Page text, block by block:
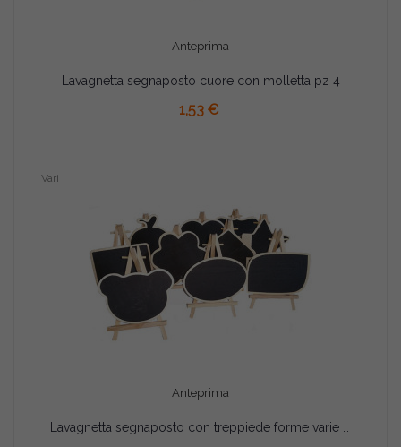
Anteprima
Lavagnetta segnaposto cuore con molletta pz 4
1,53 €
Anteprima
Vari